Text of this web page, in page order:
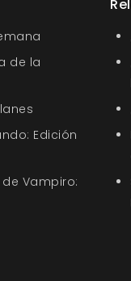
de la
Edición
Vampiro: